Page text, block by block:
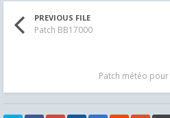
PREVIOUS FILE
Patch BB17000
Patch météo